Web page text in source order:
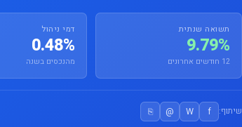
תשואה שנתית
9.79%
12 חודשים אחרונים
דמי ניהול
0.48%
מהנכסים בשנה
שיתוף: f
W
@
⎘